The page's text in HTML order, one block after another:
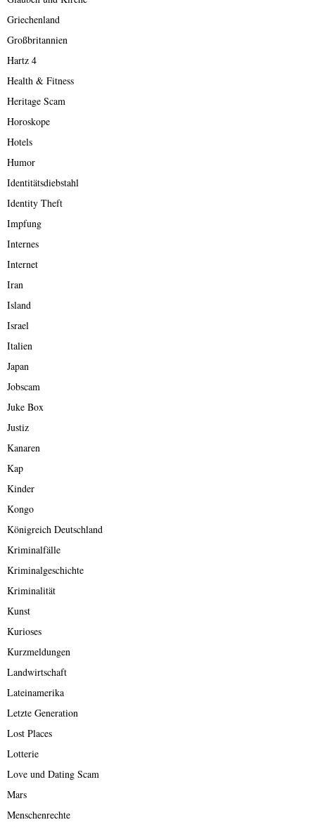
Griechenland
Großbritannien
Hartz 4
Health & Fitness
Heritage Scam
Horoskope
Hotels
Humor
Identitätsdiebstahl
Identity Theft
Impfung
Internes
Internet
Iran
Island
Israel
Italien
Japan
Jobscam
Juke Box
Justiz
Kanaren
Kap
Kinder
Kongo
Königreich Deutschland
Kriminalfälle
Kriminalgeschichte
Kriminalität
Kunst
Kurioses
Kurzmeldungen
Landwirtschaft
Lateinamerika
Letzte Generation
Lost Places
Lotterie
Love und Dating Scam
Mars
Menschenrechte